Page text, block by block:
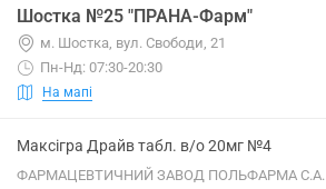
Шостка №25 "ПРАНА-Фарм"
м. Шостка, вул. Свободи, 21
Пн-Нд: 07:30-20:30
На мапі
Максігра Драйв табл. в/о 20мг №4
ФАРМАЦЕВТИЧНИЙ ЗАВОД ПОЛЬФАРМА С.А.